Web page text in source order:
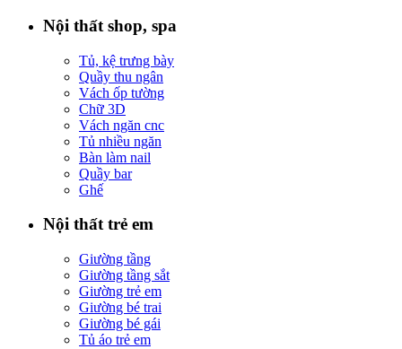
Nội thất shop, spa
Tủ, kệ trưng bày
Quầy thu ngân
Vách ốp tường
Chữ 3D
Vách ngăn cnc
Tủ nhiều ngăn
Bàn làm nail
Quầy bar
Ghế
Nội thất trẻ em
Giường tầng
Giường tầng sắt
Giường trẻ em
Giường bé trai
Giường bé gái
Tủ áo trẻ em